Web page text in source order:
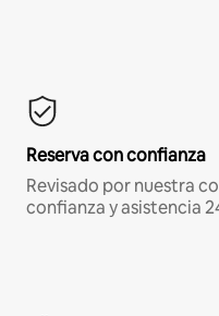
Reserva con confianza
Revisado por nuestra
confianza y asistencia